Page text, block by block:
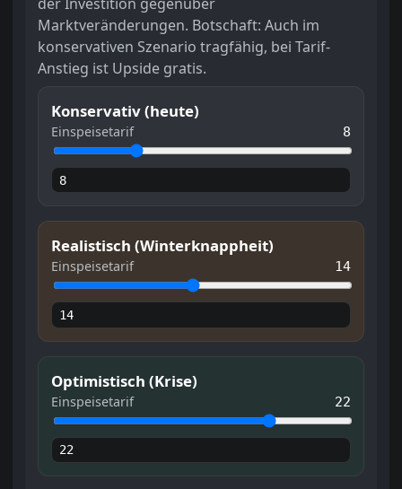
Marktveränderungen. Botschaft: Auch im
konservativen Szenario tragfähig, bei Tarif-
Anstieg ist Upside gratis.
Konservativ (heute)
Einspeisetarif 8
Realistisch (Winterknappheit)
Einspeisetarif 14
Optimistisch (Krise)
Einspeisetarif 22